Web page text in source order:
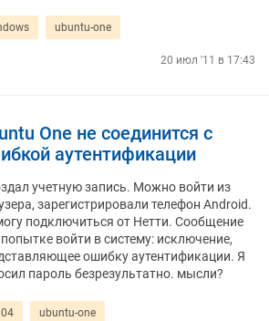
ubuntu-one
20 июл '11 в 17:43
One не соединится с
аутентификации
учетную запись. Можно войти из
зарегистрировали телефон Android.
подключиться от Нетти. Сообщение
войти в систему: исключение,
ошибку аутентификации. Я
пароль безрезультатно. мысли?
ubuntu-one